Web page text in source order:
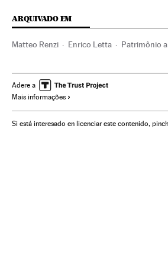
ARQUIVADO EM
Matteo Renzi Enrico Letta Patrimônio
Dívida pública Patrimônio histórico
Financiamento déficit
Europa Finanças públicas Política
Adere a
Mais informações
Si está interesado en licenciar este contenido,